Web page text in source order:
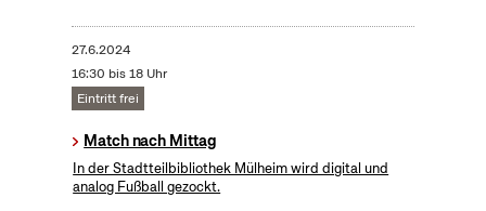
27.6.2024
16:30 bis 18 Uhr
Eintritt frei
Match nach Mittag
In der Stadtteilbibliothek Mülheim wird digital und
analog Fußball gezockt.